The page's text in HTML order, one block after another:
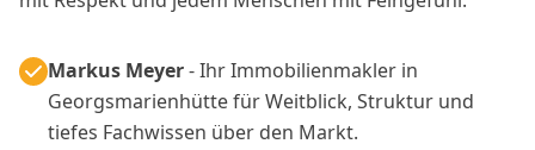
Markus Meyer- Ihr Immobilienmakler in
Georgsmarienhütte für Weitblick, Struktur und
tiefes Fachwissen über den Markt.